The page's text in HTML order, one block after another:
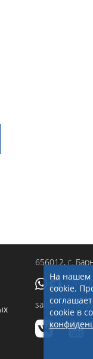
656012, г.
На нашем
cookie.
cookie в